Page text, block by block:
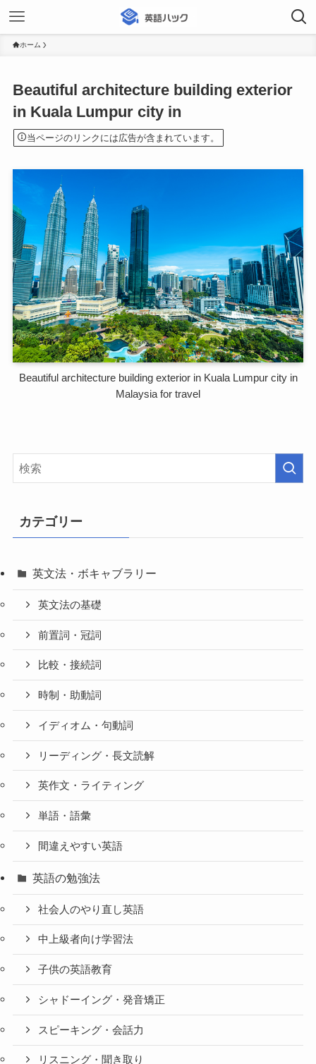
ホーム
Beautiful architecture building exterior
in Kuala Lumpur city in
当ページのリンクには広告が含まれています。
Beautiful architecture building exterior in Kuala Lumpur city in
Malaysia for travel
カテゴリー
英文法・ボキャブラリー
英文法の基礎
前置詞・冠詞
比較・接続詞
時制・助動詞
イディオム・句動詞
リーディング・長文読解
英作文・ライティング
単語・語彙
間違えやすい英語
英語の勉強法
社会人のやり直し英語
中上級者向け学習法
子供の英語教育
シャドーイング・発音矯正
スピーキング・会話力
リスニング・聞き取り